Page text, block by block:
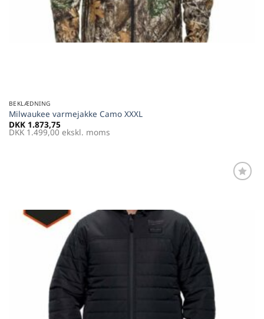
BEKLÆDNING
Milwaukee varmejakke Camo XXXL
DKK 1.873,75
DKK 1.499,00 ekskl. moms